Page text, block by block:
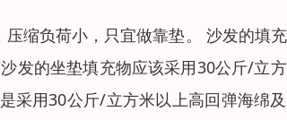
缩负荷小，只宜做靠垫。 沙发的填
发的坐垫填充物应该采用30公斤/立
采用30公斤/立方米以上高回弹海绵